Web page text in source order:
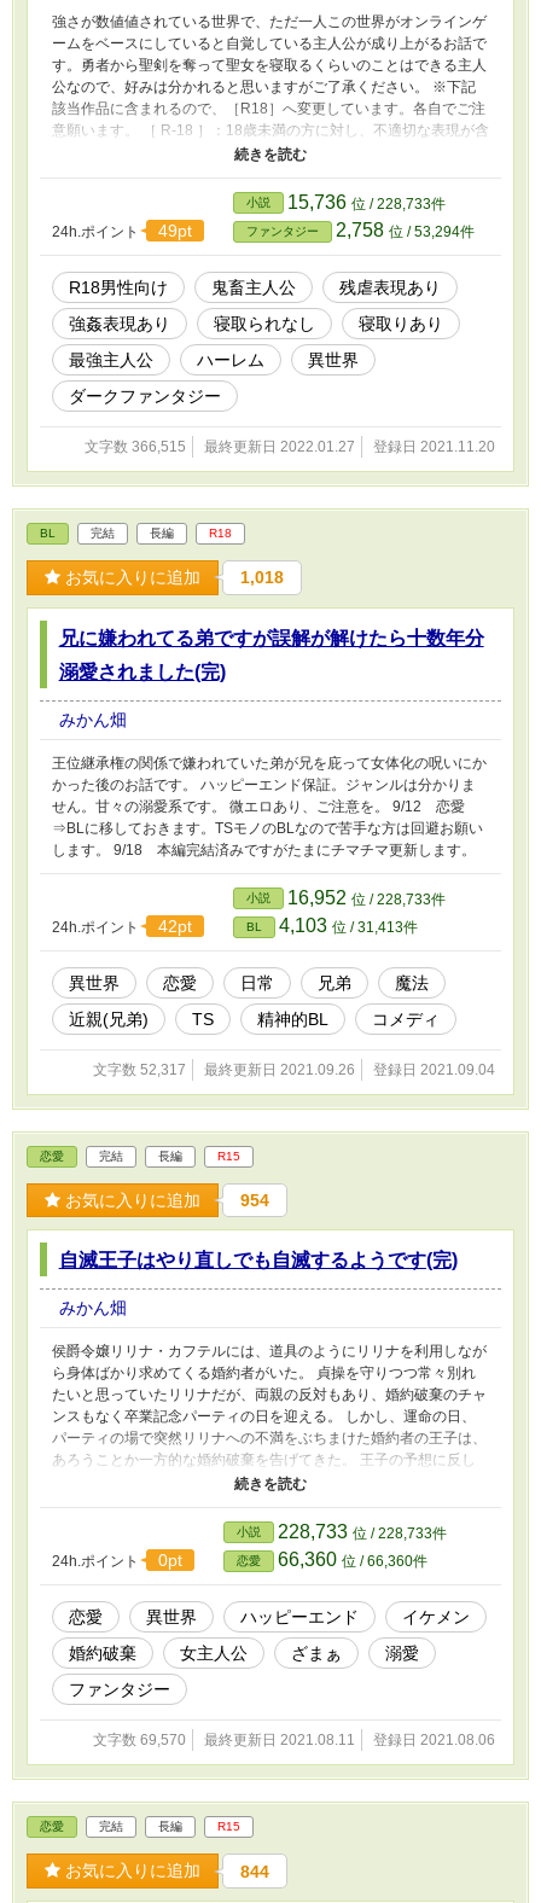
強さが数値値されている世界で、ただ一人この世界がオンラインゲ
ームをベースにしていると自覚している主人公が成り上がるお話で
す。勇者から聖剣を奪って聖女を寝取るくらいのことはできる主人
公なので、好みは分かれると思いますがご了承ください。 ※下記
該当作品に含まれるので、［R18］へ変更しています。各自でご注
意願います。 ［ R-18 ］：18歳未満の方に対し、不適切な表現が含
まれる作品 性的表現について a.過激な性表現があるが、基本的に
作品固有のストーリーあるいは芸術性が明確にあり、小説・漫画等
表現作品として書店等の販売などと照らし合わせ、社会的に成人指
定を受けずに許容されるべきと考えられるもの。 b.18歳未満の登
場人物の性行為がはっきり詳細に表現されているもの。 暴力・残
虐表現について 過激な暴力・残虐表現があるが、基本的に作品固
有のストーリーあるいは芸術性が明確にあり、小説・漫画等表現作
品として書店等の販売などと照らし合わせ、社会的に成人指定を受
けずに許容されるべきと考えられるもの。 作品全体のおよそ1/2以
上に過度な暴力・残虐行為もしくはそれに近しい表現があるもの。
24h.ポイント 49pt
小説 15,736 位 / 228,733件
ファンタジー 2,758 位 / 53,294件
R18男性向け 鬼畜主人公
残虐表現あり
強姦表現あり
寝取られなし
寝取りあり
最強主人公
ハーレム
異世界
ダークファンタジー
文字数 366,515 最終更新日 2022.01.27 登録日 2021.11.20
BL 完結 長編 R18
お気に入りに追加 1,018
兄に嫌われてる弟ですが誤解が解けたら十数年分
溺愛されました(完)
みかん畑
王位継承権の関係で嫌われていた弟が兄を庇って女体化の呪いにか
かった後のお話です。 ハッピーエンド保証。ジャンルは分かりま
せん。甘々の溺愛系です。 微エロあり、ご注意を。 9/12 恋愛
⇒BLに移しておきます。TSモノのBLなので苦手な方は回避お願い
します。 9/18 本編完結済みですがたまにチマチマ更新します。
24h.ポイント 42pt
小説 16,952 位 / 228,733件
BL 4,103 位 / 31,413件
異世界 恋愛 日常 兄弟
魔法
近親(兄弟)
TS 精神的BL コメディ
文字数 52,317 最終更新日 2021.09.26 登録日 2021.09.04
恋愛 完結 長編 R15
お気に入りに追加 954
自滅王子はやり直しでも自滅するようです(完)
みかん畑
侯爵令嬢リリナ・カフテルには、道具のようにリリナを利用しなが
ら身体ばかり求めてくる婚約者がいた。 貞操を守りつつ常々別れ
たいと思っていたリリナだが、両親の反対もあり、婚約破棄のチャ
ンスもなく卒業記念パーティの日を迎える。 しかし、運命の日、
パーティの場で突然リリナへの不満をぶちまけた婚約者の王子は、
あろうことか一方的な婚約破棄を告げてきた。 王子の予想に反し
てあっさりと婚約破棄を了承したリリナは、自分を庇ってくれた辺
境伯と共に、新天地で領地の運営に関わっていく。 そうして辺境
の開発が進み、リリナの名声が高まって幸福な暮らしが続いていた
矢先、今度は別れたはずの王子がリリナを求めて実力行使に訴えて
きた。 けれど、それは彼にとって破滅の序曲に過ぎず―― ※8/11
完結しました。 読んでくださった方に感謝。 ありがとうございま
す。
24h.ポイント 0pt
小説 228,733 位 / 228,733件
恋愛 66,360 位 / 66,360件
恋愛 異世界 ハッピーエンド
イケメン
婚約破棄
女主人公 ざまぁ
溺愛
ファンタジー
文字数 69,570 最終更新日 2021.08.11 登録日 2021.08.06
恋愛 完結 長編 R15
お気に入りに追加 844